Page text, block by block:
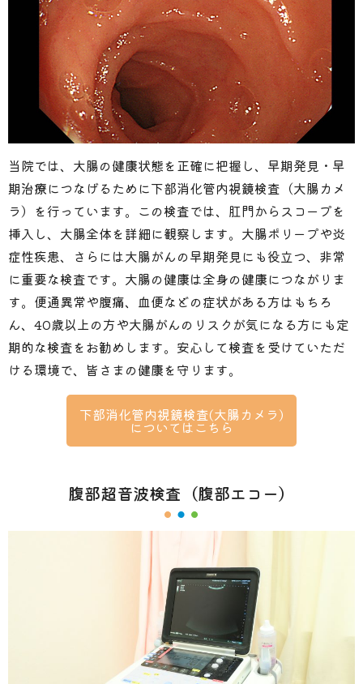
当院では、大腸の健康状態を正確に把握し、早期発見・早
期治療につなげるために下部消化管内視鏡検査（大腸カメ
ラ）を行っています。この検査では、肛門からスコープを
挿入し、大腸全体を詳細に観察します。大腸ポリープや炎
症性疾患、さらには大腸がんの早期発見にも役立つ、非常
に重要な検査です。 大腸の健康は全身の健康につながりま
す。便通異常や腹痛、血便などの症状がある方はもちろ
ん、40歳以上の方や大腸がんのリスクが気になる方にも定
期的な検査をお勧めします。安心して検査を受けていただ
ける環境で、皆さまの健康を守ります。
下部消化管内視鏡検査(大腸カメラ)
についてはこちら
腹部超音波検査（腹部エコー）